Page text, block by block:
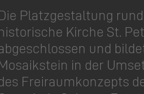
Platzgestaltung
Kirche St.
und
in der
Freiraum­konzepts